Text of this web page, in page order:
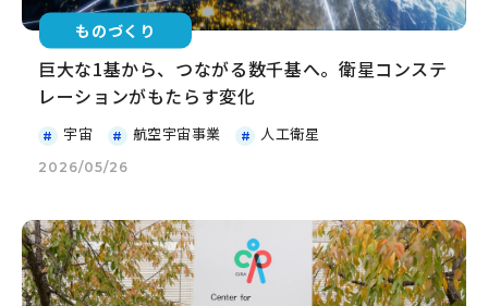
ものづくり
巨大な1基から、つながる数千基へ。衛星コンステ
レーションがもたらす変化
宇宙 航空宇宙事業 人工衛星
2026/05/26